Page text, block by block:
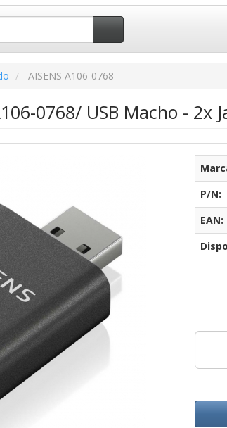
AISENS A106-0768
0768/ USB Macho - 2x
P/N:
EAN: